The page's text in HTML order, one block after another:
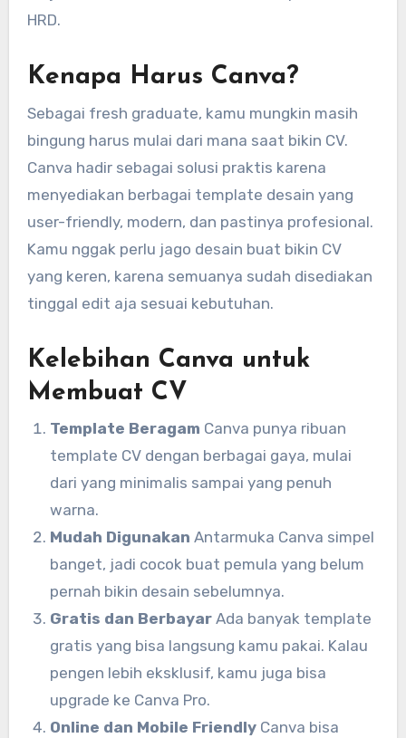
HRD.
Kenapa Harus Canva?
Sebagai fresh graduate, kamu mungkin masih
bingung harus mulai dari mana saat bikin CV.
Canva hadir sebagai solusi praktis karena
menyediakan berbagai template desain yang
user-friendly, modern, dan pastinya profesional.
Kamu nggak perlu jago desain buat bikin CV
yang keren, karena semuanya sudah disediakan
tinggal edit aja sesuai kebutuhan.
Kelebihan Canva untuk
Membuat CV
Template Beragam Canva punya ribuan
template CV dengan berbagai gaya, mulai
dari yang minimalis sampai yang penuh
warna.
Mudah Digunakan Antarmuka Canva simpel
banget, jadi cocok buat pemula yang belum
pernah bikin desain sebelumnya.
Gratis dan Berbayar Ada banyak template
gratis yang bisa langsung kamu pakai. Kalau
pengen lebih eksklusif, kamu juga bisa
upgrade ke Canva Pro.
Online dan Mobile Friendly Canva bisa